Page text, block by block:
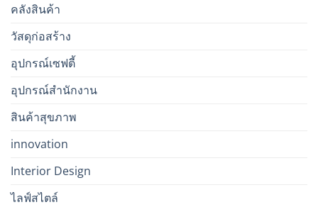
คลังสินค้า
วัสดุก่อสร้าง
อุปกรณ์เซฟตี้
อุปกรณ์สำนักงาน
สินค้าสุขภาพ
innovation
Interior Design
ไลฟ์สไตล์